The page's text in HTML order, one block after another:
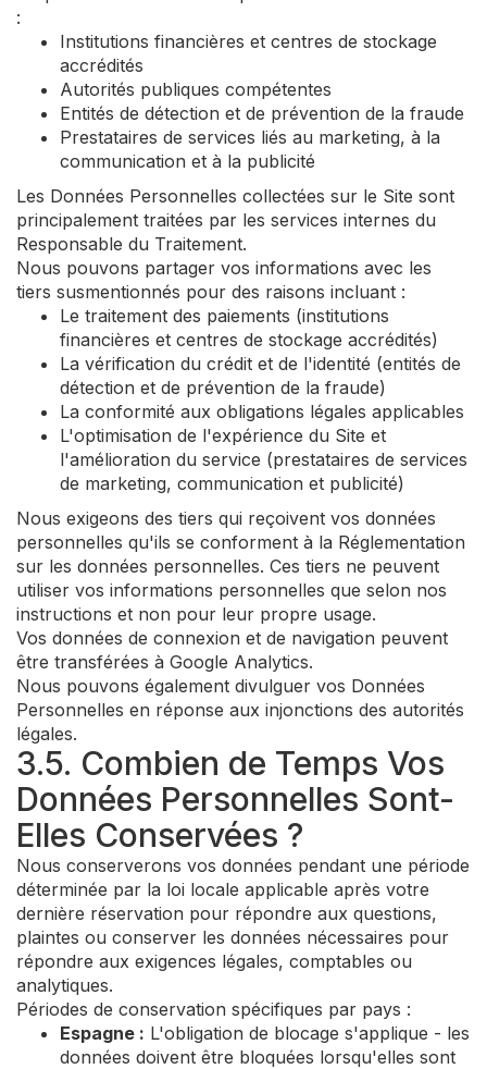
:
Institutions financières et centres de stockage
accrédités
Autorités publiques compétentes
Entités de détection et de prévention de la fraude
Prestataires de services liés au marketing, à la
communication et à la publicité
Les Données Personnelles collectées sur le Site sont
principalement traitées par les services internes du
Responsable du Traitement.
Nous pouvons partager vos informations avec les
tiers susmentionnés pour des raisons incluant :
Le traitement des paiements (institutions
financières et centres de stockage accrédités)
La vérification du crédit et de l'identité (entités de
détection et de prévention de la fraude)
La conformité aux obligations légales applicables
L'optimisation de l'expérience du Site et
l'amélioration du service (prestataires de services
de marketing, communication et publicité)
Nous exigeons des tiers qui reçoivent vos données
personnelles qu'ils se conforment à la Réglementation
sur les données personnelles. Ces tiers ne peuvent
utiliser vos informations personnelles que selon nos
instructions et non pour leur propre usage.
Vos données de connexion et de navigation peuvent
être transférées à Google Analytics.
Nous pouvons également divulguer vos Données
Personnelles en réponse aux injonctions des autorités
légales.
3.5. Combien de Temps Vos
Données Personnelles Sont-
Elles Conservées ?
Nous conserverons vos données pendant une période
déterminée par la loi locale applicable après votre
dernière réservation pour répondre aux questions,
plaintes ou conserver les données nécessaires pour
répondre aux exigences légales, comptables ou
analytiques.
Périodes de conservation spécifiques par pays :
Espagne : L'obligation de blocage s'applique - les
données doivent être bloquées lorsqu'elles sont